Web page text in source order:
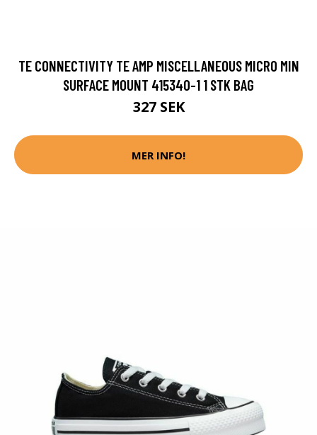
TE CONNECTIVITY TE AMP MISCELLANEOUS MICRO MIN
SURFACE MOUNT 415340-1 1 STK BAG
327 SEK
MER INFO!